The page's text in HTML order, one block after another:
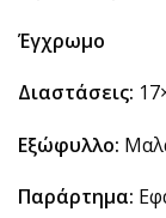
Έγχρωμο
Διαστάσεις:
Εξώφυλλο:
Παράρτημα: